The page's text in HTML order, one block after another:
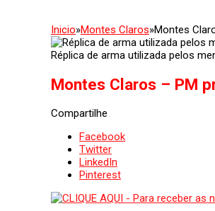
Inicio»Montes Claros»Montes
Réplica de arma utilizada pelos
Montes Claros – PM
Compartilhe
Facebook
Twitter
LinkedIn
Pinterest